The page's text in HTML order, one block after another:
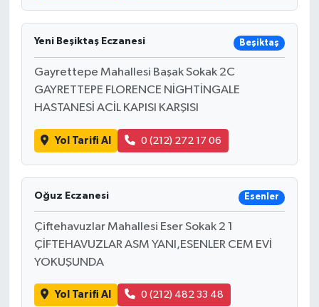
Yeni Beşiktaş Eczanesi Beşiktaş
Gayrettepe Mahallesi Başak Sokak 2C
GAYRETTEPE FLORENCE NİGHTİNGALE
HASTANESİ ACİL KAPISI KARŞISI
Yol Tarifi Al 0 (212) 272 17 06
Oğuz Eczanesi Esenler
Çiftehavuzlar Mahallesi Eser Sokak 2 1
ÇİFTEHAVUZLAR ASM YANI,ESENLER CEM EVİ
YOKUŞUNDA
Yol Tarifi Al 0 (212) 482 33 48